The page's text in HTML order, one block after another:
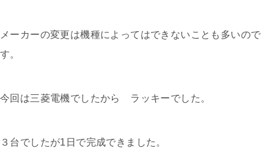
メーカーの変更は機種によってはできないことも多いので
す。
今回は三菱電機でしたから ラッキーでした。
３台でしたが1日で完成できました。